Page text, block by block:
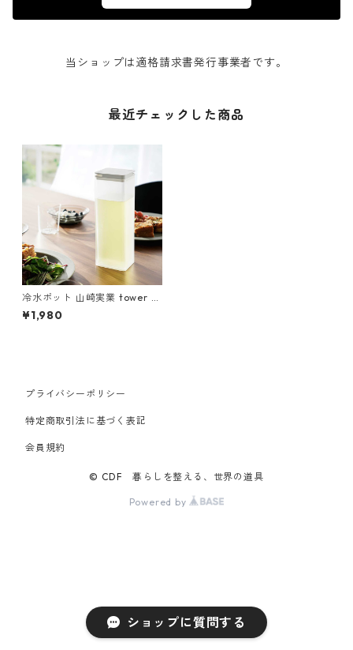
ショップに質問する
当ショップは適格請求書発行事業者です。
最近チェックした商品
冷水ポット 山崎実業 tower タ
ワー 水はね防止フィルター付
き両方から注げる冷水筒 1023
¥1,980
プライバシーポリシー
特定商取引法に基づく表記
会員規約
© CDF 暮らしを整える、世界の道具
Powered by